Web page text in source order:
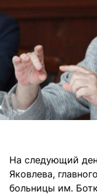
На следующий
Яковлева,
больницы им.